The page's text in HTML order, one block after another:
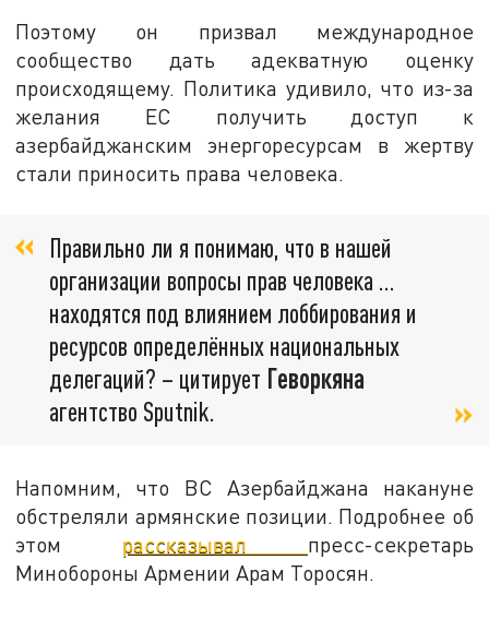
Поэтому он призвал международное
сообщество дать адекватную оценку
происходящему. Политика удивило, что из-за
желания ЕС получить доступ к
азербайджанским энергоресурсам в жертву
стали приносить права человека.
Правильно ли я понимаю, что в нашей
организации вопросы прав человека …
находятся под влиянием лоббирования и
ресурсов определённых национальных
делегаций? – цитирует Геворкяна
агентство Sputnik.
Напомним, что ВС Азербайджана накануне
обстреляли армянские позиции. Подробнее об
этом рассказывал пресс-секретарь
Минобороны Армении Арам Торосян.